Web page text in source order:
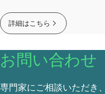
詳細はこちら
お問い合わせ
専門家にご相談いただき